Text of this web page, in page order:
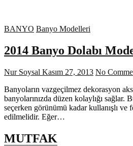
BANYO Banyo Modelleri
2014 Banyo Dolabı
Nur Soysal Kasım 27, 2013 No
Banyoların vazgeçilmez dekorasyon
banyolarınızda düzen kolaylığı sağlar.
seçerken görünümü kadar kullanışlı ve
edilmelidir. Eğer…
MUTFAK